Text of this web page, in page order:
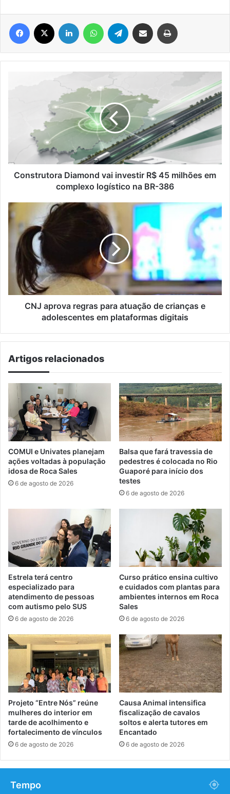
Facebook Linkedin WhatsAppTelegram Compartilhar via e-mail
milhões
complexo
logístico
386
Construtora Diamond vai investir R$ 45 milhões em
complexo logístico na BR-386
CNJ
aprova
regras
para
atuação
de
crianças
adolescentes
plataformas
CNJ aprova regras para atuação de crianças e
adolescentes em plataformas digitais
Artigos relacionados
COMUI e Univates planejam
ações voltadas à população
idosa de Roca Sales
6 de agosto de 2026
Balsa que fará travessia de
pedestres é colocada no Rio
Guaporé para início dos
testes
6 de agosto de 2026
Estrela terá centro
especializado para
atendimento de pessoas
com autismo pelo SUS
6 de agosto de 2026
Curso prático ensina cultivo
e cuidados com plantas para
ambientes internos em Roca
Sales
6 de agosto de 2026
Projeto “Entre Nós” reúne
mulheres do interior em
tarde de acolhimento e
fortalecimento de vínculos
6 de agosto de 2026
Causa Animal intensifica
fiscalização de cavalos
soltos e alerta tutores em
Encantado
6 de agosto de 2026
Tempo